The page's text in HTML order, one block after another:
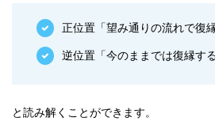
正位置「望み通りの流れで復
逆位置「今のままでは復縁す
と読み解くことができます。